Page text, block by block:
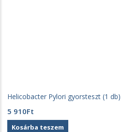
Helicobacter Pylori gyorsteszt (1 db)
5 910Ft
Kosárba teszem